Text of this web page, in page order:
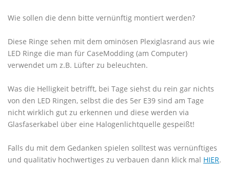
Wie sollen die denn bitte vernünftig montiert werden?
Diese Ringe sehen mit dem ominösen Plexiglasrand aus wie
LED Ringe die man für CaseModding (am Computer)
verwendet um z.B. Lüfter zu beleuchten.
Was die Helligkeit betrifft, bei Tage siehst du rein gar nichts
von den LED Ringen, selbst die des 5er E39 sind am Tage
nicht wirklich gut zu erkennen und diese werden via
Glasfaserkabel über eine Halogenlichtquelle gespeißt!
Falls du mit dem Gedanken spielen solltest was vernünftiges
und qualitativ hochwertiges zu verbauen dann klick mal HIER.